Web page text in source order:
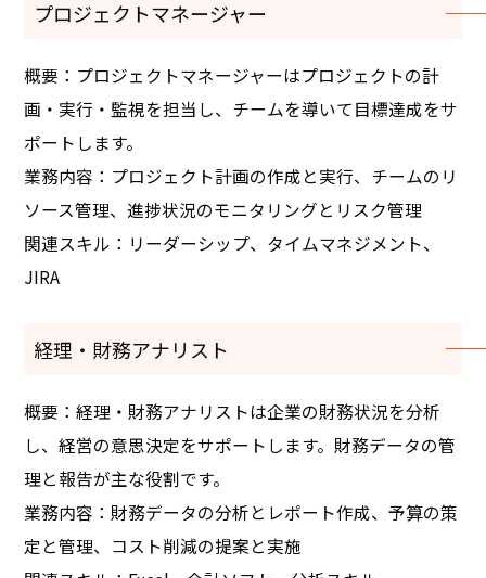
プロジェクトマネージャー
概要：プロジェクトマネージャーはプロジェクトの計
画・実行・監視を担当し、チームを導いて目標達成をサ
ポートします。
業務内容：プロジェクト計画の作成と実行、チームのリ
ソース管理、進捗状況のモニタリングとリスク管理
関連スキル：リーダーシップ、タイムマネジメント、
JIRA
経理・財務アナリスト
概要：経理・財務アナリストは企業の財務状況を分析
し、経営の意思決定をサポートします。財務データの管
理と報告が主な役割です。
業務内容：財務データの分析とレポート作成、予算の策
定と管理、コスト削減の提案と実施